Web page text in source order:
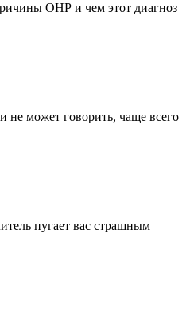
ОНР и чем этот диагноз
может говорить, чаще всего
пугает вас страшным